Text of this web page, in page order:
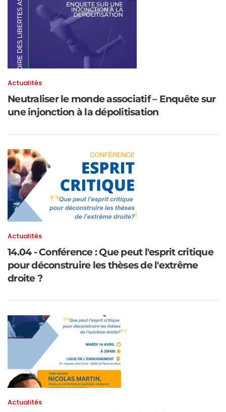
Actualités
Neutraliser le monde associatif – Enquête sur
une injonction à la dépolitisation
Actualités
14.04 - Conférence : Que peut l'esprit critique
pour déconstruire les thèses de l'extrême
droite ?
Actualités